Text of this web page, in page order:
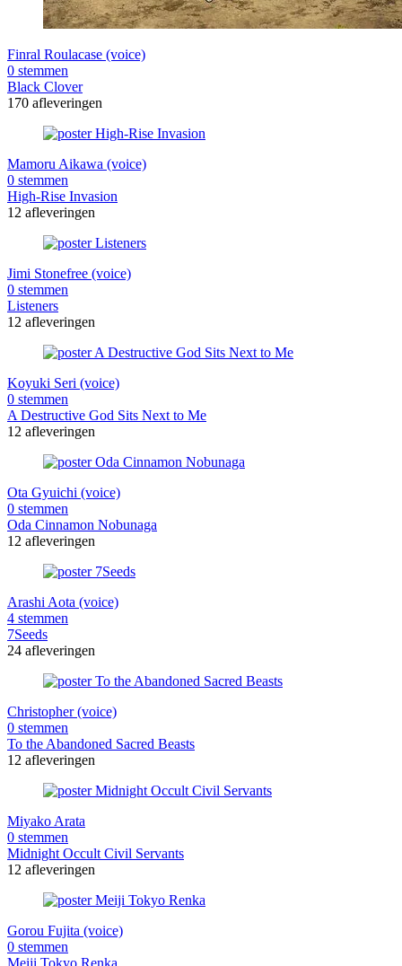
Finral Roulacase (voice)
0 stemmen
Black Clover
170 afleveringen
Mamoru Aikawa (voice)
0 stemmen
High-Rise Invasion
12 afleveringen
Jimi Stonefree (voice)
0 stemmen
Listeners
12 afleveringen
Koyuki Seri (voice)
0 stemmen
A Destructive God Sits Next to Me
12 afleveringen
Ota Gyuichi (voice)
0 stemmen
Oda Cinnamon Nobunaga
12 afleveringen
Arashi Aota (voice)
4 stemmen
7Seeds
24 afleveringen
Christopher (voice)
0 stemmen
To the Abandoned Sacred Beasts
12 afleveringen
Miyako Arata
0 stemmen
Midnight Occult Civil Servants
12 afleveringen
Gorou Fujita (voice)
0 stemmen
Meiji Tokyo Renka